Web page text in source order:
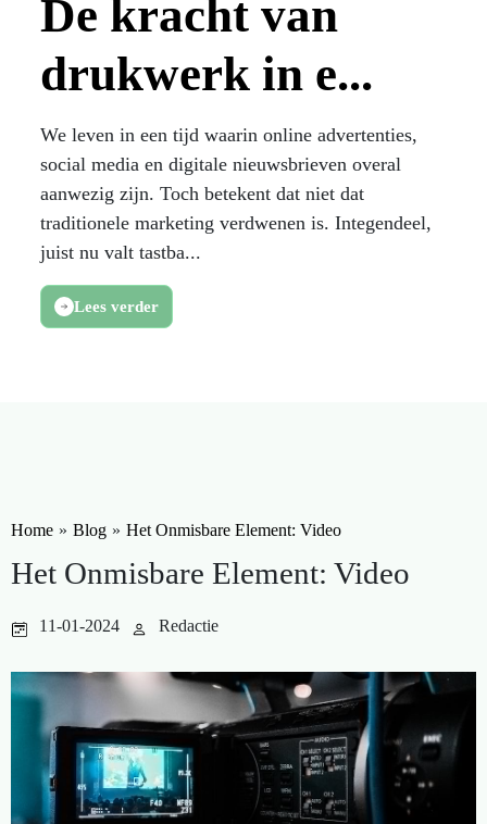
De kracht van
drukwerk in e...
We leven in een tijd waarin online advertenties,
social media en digitale nieuwsbrieven overal
aanwezig zijn. Toch betekent dat niet dat
traditionele marketing verdwenen is. Integendeel,
juist nu valt tastba...
Lees verder
Home » Blog » Het Onmisbare Element: Video
Het Onmisbare Element: Video
11-01-2024 Redactie